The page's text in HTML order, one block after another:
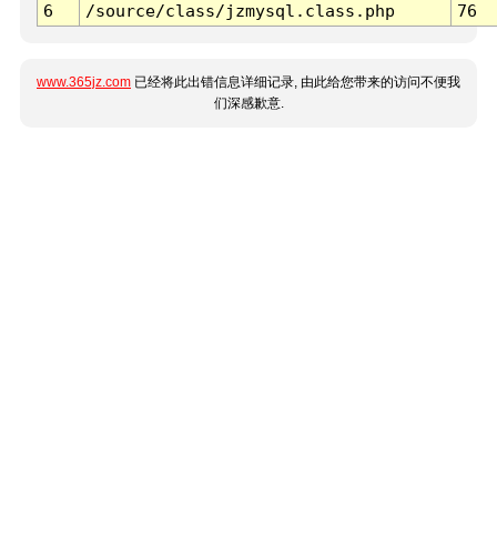
6
/source/class/jzmysql.class.php 76
www.365jz.com 已经将此出错信息详细记录, 由此给您带来的访问不便我
们深感歉意.